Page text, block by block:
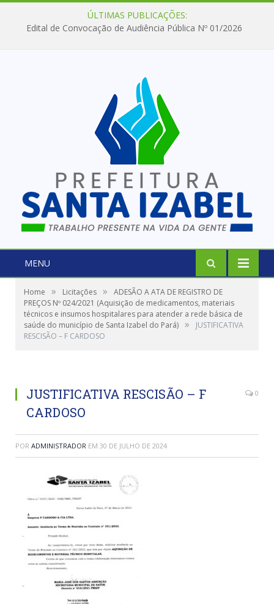
ÚLTIMAS PUBLICAÇÕES:
Edital de Convocação de Audiência Pública Nº 01/2026
MENU
Home » Licitações »
ADESÃO A ATA DE REGISTRO DE
PREÇOS Nº 024/2021 (Aquisição de medicamentos, materiais
técnicos e insumos hospitalares para atender a rede básica de
saúde do município de Santa Izabel do Pará) »
JUSTIFICATIVA
RESCISÃO – F CARDOSO
JUSTIFICATIVA RESCISÃO – F
CARDOSO
0
POR ADMINISTRADOR EM 30 DE JULHO DE 2024